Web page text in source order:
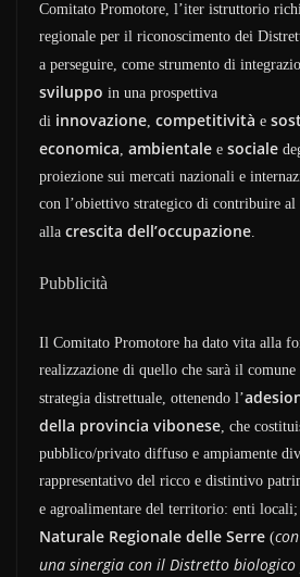
Comitato Promotore, l’iter istruttorio
regionale per il riconoscimento dei
a perseguire, come strumento di
sviluppo in una prospettiva
di innovazione, competitività e
economica, ambientale e sociale
proiezione sui mercati nazionali e
con l’obiettivo strategico di contribuire al
alla crescita dell’occupazione.
Pubblicità
Il Comitato Promotore ha dato vita alla
realizzazione di quello che sarà il
strategia distrettuale, ottenendo l’
della provincia vibonese, che
pubblico/privato diffuso e ampiamente
rappresentativo del ricco e distintivo
e agroalimentare del territorio: enti locali;
Naturale Regionale delle Serre (
una sinergia con il Distretto